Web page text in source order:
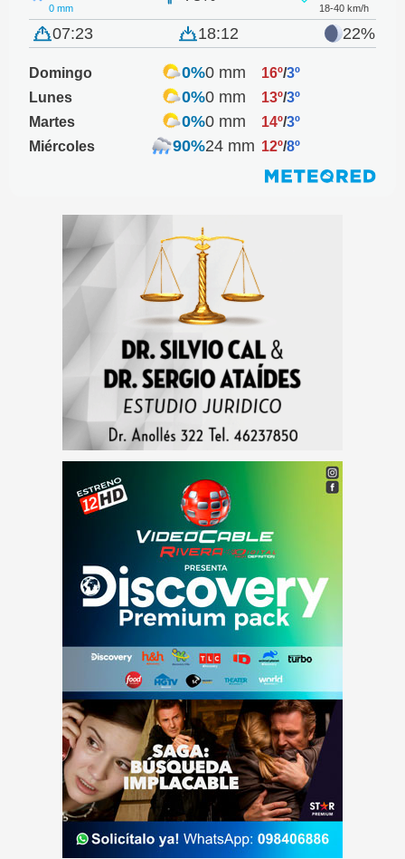
0 mm 18-40 km/h
07:23 18:12 22%
Domingo 0%0 mm 16º/3º
Lunes
0%0 mm 13º/3º
Martes
0%0 mm 14º/3º
Miércoles
90%24 mm 12º/8º